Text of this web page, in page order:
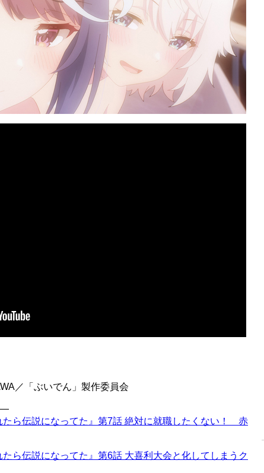
／「ぶいでん」製作委員会
たら伝説になってた』第7話 絶対に就職したくない！ 赤
たら伝説になってた』第6話 大喜利大会と化してしまうク